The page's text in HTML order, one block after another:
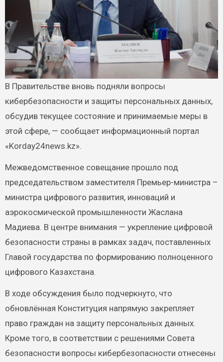
В Правительстве вновь подняли вопросы
кибербезопасности и защиты персональных данных,
обсудив текущее состояние и принимаемые меры в
этой сфере, — сообщает информационный портал
«Korday24news.kz».
Межведомственное совещание прошло под
председательством заместителя Премьер-министра –
министра цифрового развития, инноваций и
аэрокосмической промышленности Жаслана
Мадиева. В центре внимания — укрепление цифровой
безопасности страны в рамках задач, поставленных
Главой государства по формированию полноценного
цифрового Казахстана.
В ходе обсуждения было подчеркнуто, что
обновлённая Конституция напрямую закрепляет
право граждан на защиту персональных данных.
Кроме того, в соответствии с решениями Совета
безопасности вопросы кибербезопасности отнесены